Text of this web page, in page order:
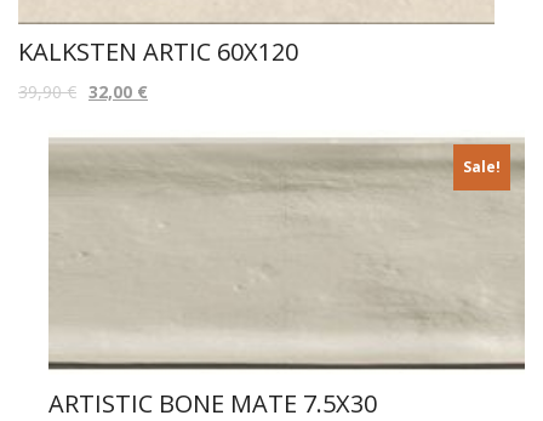
KALKSTEN ARTIC 60X120
39,90€ 32,00 €
Sale!
ARTISTIC BONE MATE 7.5X30